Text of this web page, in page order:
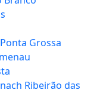
Grossa
Ribeirão das